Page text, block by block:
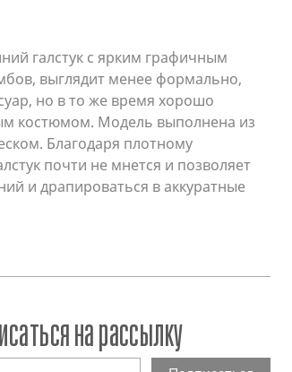
галстук с ярким графичным
выглядит менее формально,
но в то же время хорошо
костюмом. Модель выполнена из
Благодаря плотному
почти не мнется и позволяет
и драпироваться в аккуратные
на рассылку